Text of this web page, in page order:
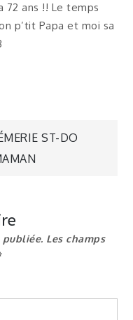
72 ans !! Le temps
p’tit Papa et moi sa
ST-DO
publiée. Les champs